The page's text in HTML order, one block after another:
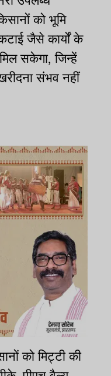
को भूमि
जैसे कार्यों के
सकेगा, जिन्हें
संभव नहीं
को मिट्टी की